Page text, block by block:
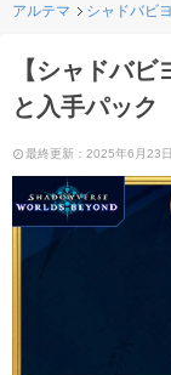
アルテマ シャドバビ
【シャドバ
と入手パック
最終更新：2025年6月23